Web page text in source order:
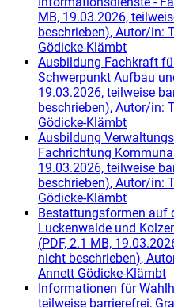
MB, 19.03.2026,
beschrieben), Autor/in:
Gödicke-Klämbt
Ausbildung Fachkraft
Schwerpunkt Aufbau
19.03.2026, teilweise
beschrieben), Autor/in:
Gödicke-Klämbt
Ausbildung
Fachrichtung
19.03.2026, teilweise
beschrieben), Autor/in:
Gödicke-Klämbt
Bestattungsformen auf
Luckenwalde und
(PDF, 2.1 MB,
nicht beschrieben),
Annett Gödicke-Klämbt
Informationen für
teilweise barrierefrei,